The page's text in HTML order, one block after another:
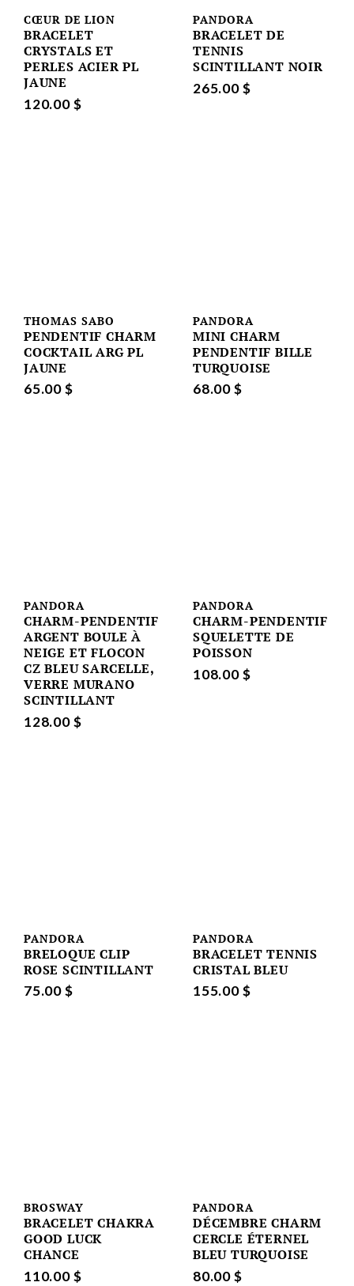
CŒUR DE LION
BRACELET
CRYSTALS ET
PERLES ACIER PL
JAUNE
120.00 $
PANDORA
BRACELET DE
TENNIS
SCINTILLANT NOIR
265.00 $
THOMAS SABO
PENDENTIF CHARM
COCKTAIL ARG PL
JAUNE
65.00 $
PANDORA
MINI CHARM
PENDENTIF BILLE
TURQUOISE
68.00 $
PANDORA
CHARM-PENDENTIF
ARGENT BOULE À
NEIGE ET FLOCON
CZ BLEU SARCELLE,
VERRE MURANO
SCINTILLANT
128.00 $
PANDORA
CHARM-PENDENTIF
SQUELETTE DE
POISSON
108.00 $
PANDORA
BRELOQUE CLIP
ROSE SCINTILLANT
75.00 $
PANDORA
BRACELET TENNIS
CRISTAL BLEU
155.00 $
BROSWAY
BRACELET CHAKRA
GOOD LUCK
CHANCE
110.00 $
PANDORA
DÉCEMBRE CHARM
CERCLE ÉTERNEL
BLEU TURQUOISE
80.00 $